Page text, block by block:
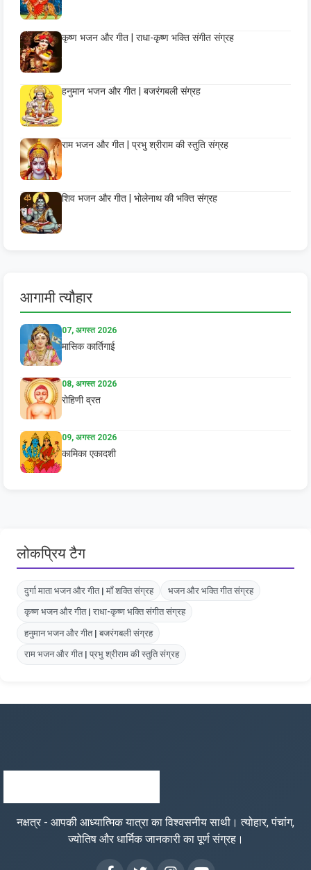
कृष्ण भजन और गीत | राधा-कृष्ण भक्ति संगीत संग्रह
हनुमान भजन और गीत | बजरंगबली संग्रह
राम भजन और गीत | प्रभु श्रीराम की स्तुति संग्रह
शिव भजन और गीत | भोलेनाथ की भक्ति संग्रह
आगामी त्यौहार
07, अगस्त 2026
मासिक कार्तिगाई
08, अगस्त 2026
रोहिणी व्रत
09, अगस्त 2026
कामिका एकादशी
लोकप्रिय टैग
दुर्गा माता भजन और गीत | माँ शक्ति संग्रह भजन और भक्ति गीत संग्रह
कृष्ण भजन और गीत | राधा-कृष्ण भक्ति संगीत संग्रह
हनुमान भजन और गीत | बजरंगबली संग्रह
राम भजन और गीत | प्रभु श्रीराम की स्तुति संग्रह
नक्षत्र - आपकी आध्यात्मिक यात्रा का विश्वसनीय साथी। त्योहार, पंचांग,
ज्योतिष और धार्मिक जानकारी का पूर्ण संग्रह।